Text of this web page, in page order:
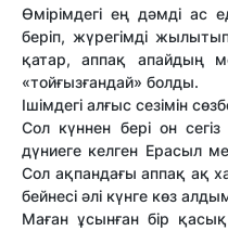
Өмірімдегі ең дәмді ас
беріп, жүрегімді
қатар, аппақ апайдың
«тойғызғандай» болды.
Ішімдегі алғыс сезімін
Сол күннен бері он
дүниеге келген Ерасыл
Сол ақпандағы аппақ ақ
бейнесі әлі күнге көз
Маған ұсынған бір